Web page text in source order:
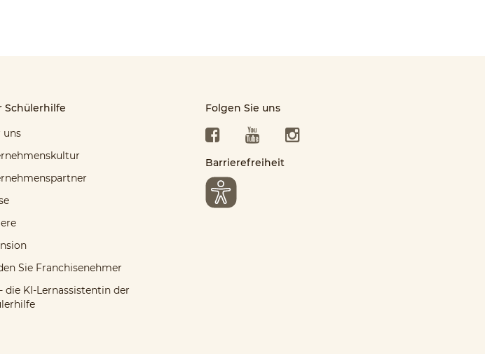
Schülerhilfe
uns
Sie Franchisenehmer
die KI-Lernassistentin der
Folgen Sie uns
Facebook YouTubeInstagram
Barrierefreiheit